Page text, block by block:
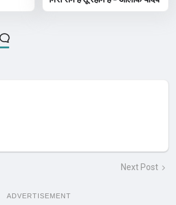
Next Post
ADVERTISEMENT